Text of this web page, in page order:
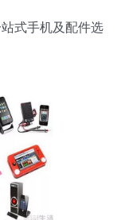
式手机及配件选